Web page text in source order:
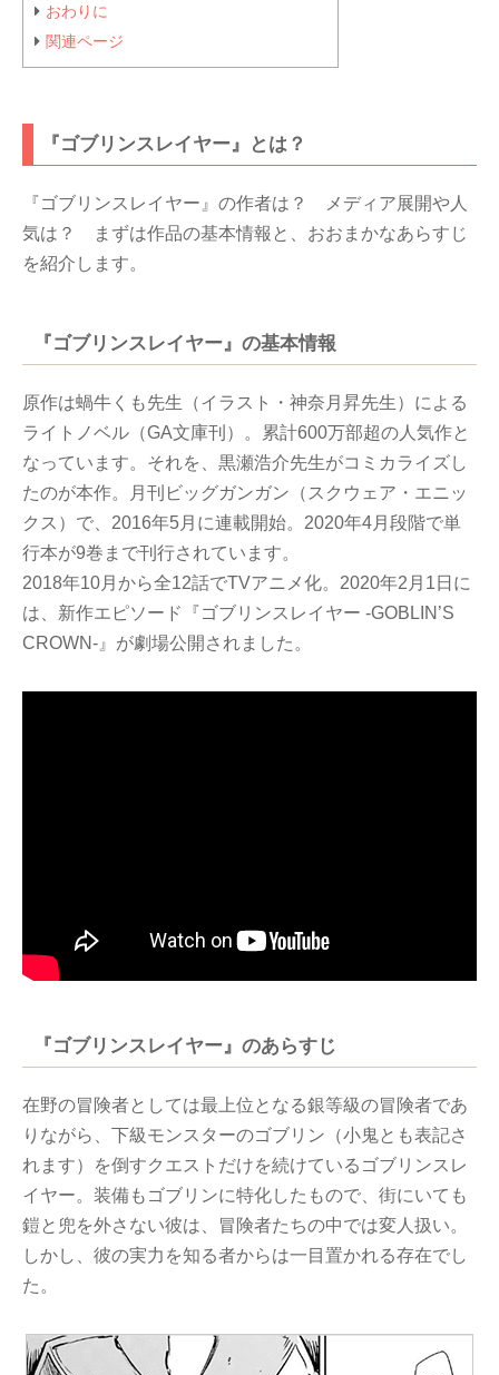
おわりに
関連ページ
『ゴブリンスレイヤー』とは？
『ゴブリンスレイヤー』の作者は？ メディア展開や人
気は？ まずは作品の基本情報と、おおまかなあらすじ
を紹介します。
『ゴブリンスレイヤー』の基本情報
原作は蝸牛くも先生（イラスト・神奈月昇先生）による
ライトノベル（GA文庫刊）。累計600万部超の人気作と
なっています。それを、黒瀬浩介先生がコミカライズし
たのが本作。月刊ビッグガンガン（スクウェア・エニッ
クス）で、2016年5月に連載開始。2020年4月段階で単
行本が9巻まで刊行されています。
2018年10月から全12話でTVアニメ化。2020年2月1日に
は、新作エピソード『ゴブリンスレイヤー -GOBLIN’S
CROWN-』が劇場公開されました。
『ゴブリンスレイヤー』のあらすじ
在野の冒険者としては最上位となる銀等級の冒険者であ
りながら、下級モンスターのゴブリン（小鬼とも表記さ
れます）を倒すクエストだけを続けているゴブリンスレ
イヤー。装備もゴブリンに特化したもので、街にいても
鎧と兜を外さない彼は、冒険者たちの中では変人扱い。
しかし、彼の実力を知る者からは一目置かれる存在でし
た。